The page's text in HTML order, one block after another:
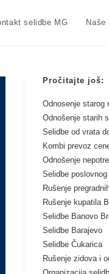
selidbe MG Naše
Pročitajte još:
Odnosenje starog
Odnošenje starih
Selidbe od vrata
Kombi prevoz
Odnošenje
Selidbe
Rušenje
Rušenje kupatila
Selidbe Banovo
Selidbe Barajevo
Selidbe Čukarica
Rušenje zidova i